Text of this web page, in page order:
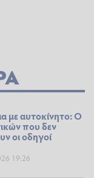
με αυτοκίνητο: Ο
που δεν
οι οδηγοί
19:26